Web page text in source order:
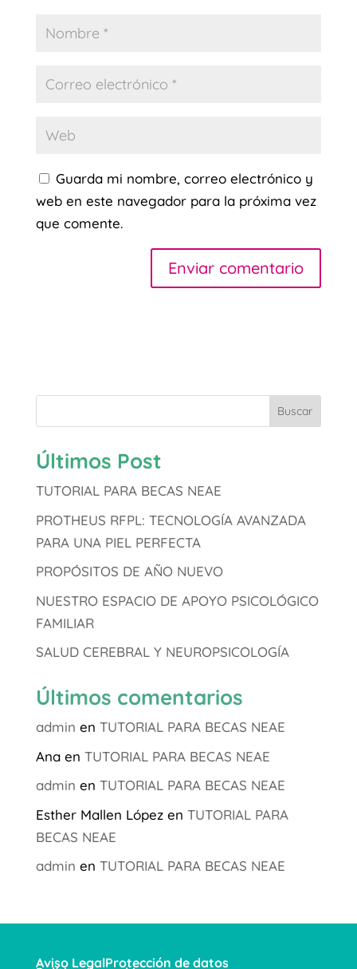
Guarda mi nombre, correo electrónico y
web en este navegador para la próxima vez
que comente.
Buscar
Últimos Post
TUTORIAL PARA BECAS NEAE
PROTHEUS RFPL: TECNOLOGÍA AVANZADA
PARA UNA PIEL PERFECTA
PROPÓSITOS DE AÑO NUEVO
NUESTRO ESPACIO DE APOYO PSICOLÓGICO
FAMILIAR
SALUD CEREBRAL Y NEUROPSICOLOGÍA
Últimos comentarios
admin en TUTORIAL PARA BECAS NEAE
Anaen TUTORIAL PARA BECAS NEAE
admin en TUTORIAL PARA BECAS NEAE
Esther Mallen Lópezen TUTORIAL PARA
BECAS NEAE
admin en TUTORIAL PARA BECAS NEAE
Aviso LegalProtección de datos